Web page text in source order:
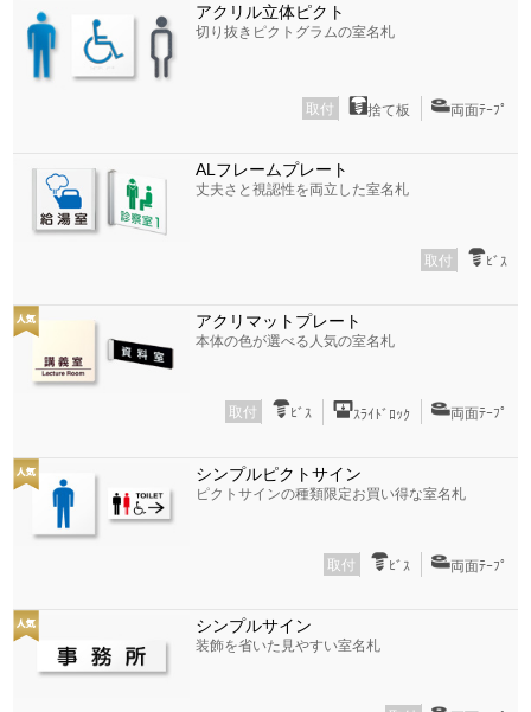
アクリル立体ピクト
切り抜きピクトグラムの室名札
取付 捨て板 両面ﾃｰﾌﾟ
ALフレームプレート
丈夫さと視認性を両立した室名札
取付 ﾋﾞｽ
アクリマットプレート
本体の色が選べる人気の室名札
取付 ﾋﾞｽ ｽﾗｲﾄﾞﾛｯｸ 両面ﾃｰﾌﾟ
シンプルピクトサイン
ピクトサインの種類限定お買い得な室名札
取付 ﾋﾞｽ 両面ﾃｰﾌﾟ
シンプルサイン
装飾を省いた見やすい室名札